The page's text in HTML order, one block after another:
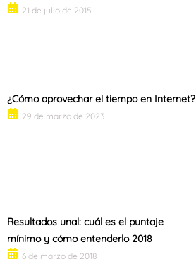
21 de julio de 2015
¿Cómo aprovechar el tiempo en Internet?
29 de marzo de 2023
Resultados unal: cuál es el puntaje
mínimo y cómo entenderlo 2018
6 de marzo de 2018